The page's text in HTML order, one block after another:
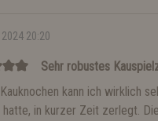
20:20
Sehr robustes
kann ich wirklich
hatte, in kurzer Zeit zerlegt.